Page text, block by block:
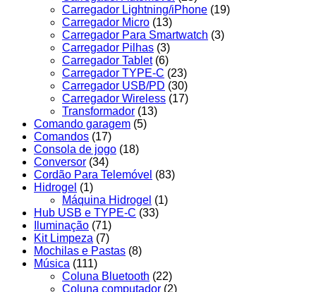
Carregador Lightning/iPhone (19)
Carregador Micro (13)
Carregador Para Smartwatch (3)
Carregador Pilhas (3)
Carregador Tablet (6)
Carregador TYPE-C (23)
Carregador USB/PD (30)
Carregador Wireless (17)
Transformador (13)
Comando garagem (5)
Comandos (17)
Consola de jogo (18)
Conversor (34)
Cordão Para Telemóvel (83)
Hidrogel (1)
Máquina Hidrogel (1)
Hub USB e TYPE-C (33)
Iluminação (71)
Kit Limpeza (7)
Mochilas e Pastas (8)
Música (111)
Coluna Bluetooth (22)
Coluna computador (2)